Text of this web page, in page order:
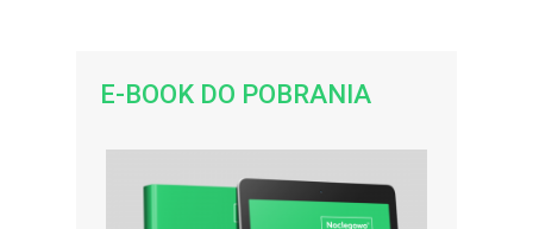
E-BOOK DO POBRANIA